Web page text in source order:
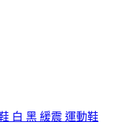
白 黑 緩震 運動鞋